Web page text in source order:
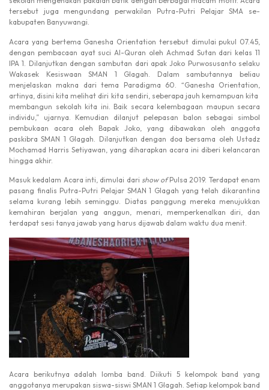
tersebut juga mengundang perwakilan Putra-Putri Pelajar SMA se-
kabupaten Banyuwangi.
Acara yang bertema Ganesha Orientation tersebut dimulai pukul 07.45,
dengan pembacaan ayat suci Al-Quran oleh Achmad Sutan dari kelas 11
IPA 1. Dilanjutkan dengan sambutan dari apak Joko Purwosusanto selaku
Wakasek Kesiswaan SMAN 1 Glagah. Dalam sambutannya beliau
menjelaskan makna dari tema Paradigma 60. “Ganesha Orientation,
artinya, disini kita melihat diri kita sendiri, seberapa jauh kemampuan kita
membangun sekolah kita ini. Baik secara kelembagaan maupun secara
individu,” ujarnya. Kemudian dilanjut pelepasan balon sebagai simbol
pembukaan acara oleh Bapak Joko, yang dibawakan oleh anggota
paskibra SMAN 1 Glagah. Dilanjutkan dengan doa bersama oleh Ustadz
Mochamad Harris Setiyawan, yang diharapkan acara ini diberi kelancaran
hingga akhir.
Masuk kedalam Acara inti, dimulai dari show ofPulsa 2019. Terdapat enam
pasang finalis Putra-Putri Pelajar SMAN 1 Glagah yang telah dikarantina
selama kurang lebih seminggu. Diatas panggung mereka menujukkan
kemahiran berjalan yang anggun, menari, memperkenalkan diri, dan
terdapat sesi tanya jawab yang harus dijawab dalam waktu dua menit.
Acara berikutnya adalah lomba band. Diikuti 5 kelompok band yang
anggotanya merupakan siswa-siswi SMAN 1 Glagah. Setiap kelompok band